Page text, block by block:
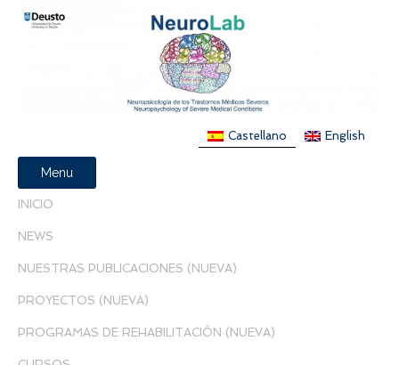
Castellano English
Menu
INICIO
NEWS
NUESTRAS PUBLICACIONES (NUEVA)
PROYECTOS (NUEVA)
PROGRAMAS DE REHABILITACIÓN (NUEVA)